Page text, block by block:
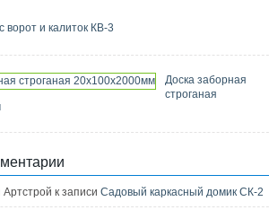
ворот и калиток КВ-3
Доска заборная
строганая
к записи Садовый каркасный домик СК-2